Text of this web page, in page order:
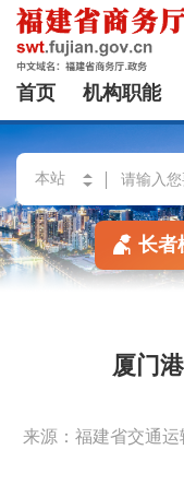
首页 机构职能
长者
厦门
来源：福建省交通运